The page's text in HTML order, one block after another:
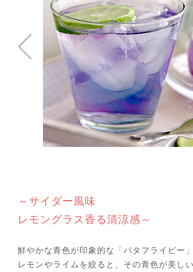
～サイダー風味
レモングラス香る清涼感～
鮮やかな青色が印象的な「バタフライピー」
レモンやライムを絞ると、その青色が美し